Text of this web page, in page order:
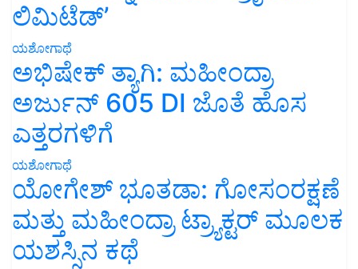
ಲಿಮಿಟೆಡ್’
ಯಶೋಗಾಥೆ
ಅಭಿಷೇಕ್ ತ್ಯಾಗಿ: ಮಹೀಂದ್ರಾ
ಅರ್ಜುನ್ 605 DI ಜೊತೆ ಹೊಸ
ಎತ್ತರಗಳಿಗೆ
ಯಶೋಗಾಥೆ
ಯೋಗೇಶ್ ಭೂತಡಾ: ಗೋಸಂರಕ್ಷಣೆ
ಮತ್ತು ಮಹೀಂದ್ರಾ ಟ್ರ್ಯಾಕ್ಟರ್ ಮೂಲಕ
ಯಶಸ್ಸಿನ ಕಥೆ